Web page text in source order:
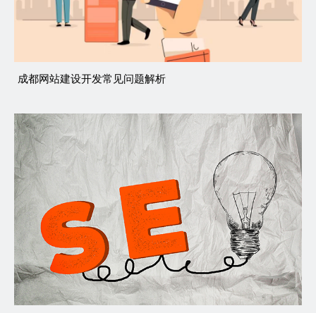
成都网站建设开发常见问题解析